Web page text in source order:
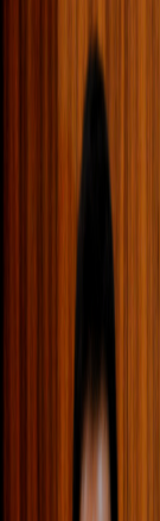
Islam
Hikmah
Opini
Resonansi
Lensa
Iqtishodia
Sastra